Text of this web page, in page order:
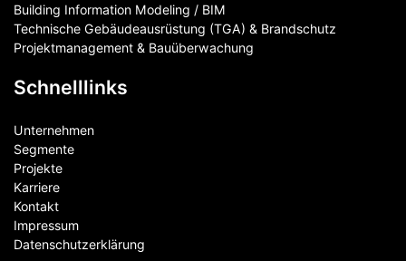
Building Information Modeling / BIM
Technische Gebäudeausrüstung (TGA) & Brandschutz
Projektmanagement & Bauüberwachung
Schnelllinks
Unternehmen
Segmente
Projekte
Karriere
Kontakt
Impressum
Datenschutzerklärung